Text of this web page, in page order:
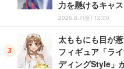
力を懸けるキャ
2026.8.7(金) 12:00
太ももにも目が
フィギュア「ラ
ディングStyle」